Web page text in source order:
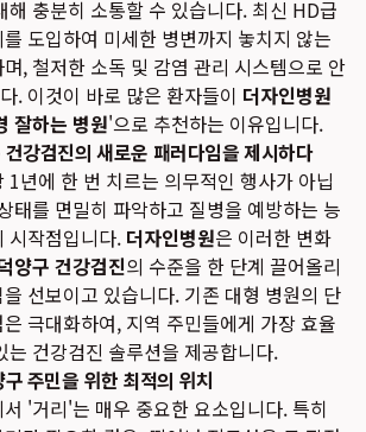
해 충분히 소통할 수 있습니다. 최신 HD급
도입하여 미세한 병변까지 놓치지 않는
, 철저한 소독 및 감염 관리 시스템으로 안
. 이것이 바로 많은 환자들이 더자인병원
잘하는 병원'으로 추천하는 이유입니다.
강검진의 새로운 패러다임을 제시하다
1년에 한 번 치르는 의무적인 행사가 아닙
태를 면밀히 파악하고 질병을 예방하는 능
시작점입니다. 더자인병원은 이러한 변화
양구 건강검진의 수준을 한 단계 끌어올리
선보이고 있습니다. 기존 대형 병원의 단
극대화하여, 지역 주민들에게 가장 효율
는 건강검진 솔루션을 제공합니다.
주민을 위한 최적의 위치
'거리'는 매우 중요한 요소입니다. 특히